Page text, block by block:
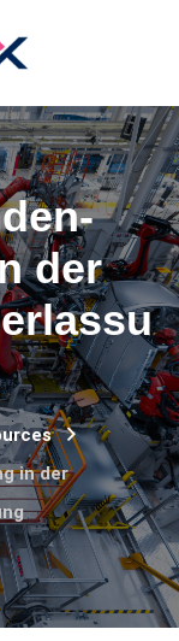
der
in der